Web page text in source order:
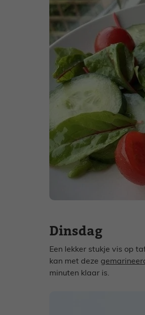
Dinsdag
Een lekker stukje vis op
kan met deze
minuten klaar is.